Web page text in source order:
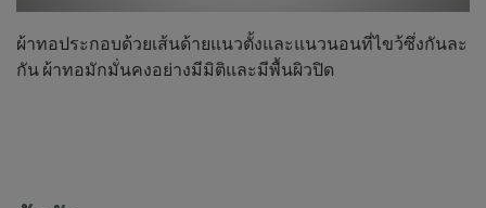
ผ้าทอประกอบด้วยเส้นด้ายแนวตั้งและแนวนอนที่ไขว้ซึ่งกันละ
กัน ผ้าทอมักมั่นคงอย่างมีมิติและมีพื้นผิวปิด